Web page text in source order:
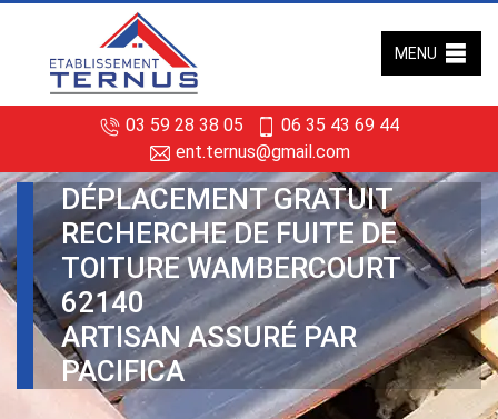
03 59 28 38 05
06 35 43 69 44
ent.ternus@gmail.com
MENU
DÉPLACEMENT GRATUIT
RECHERCHE DE FUITE DE
TOITURE WAMBERCOURT
62140
ARTISAN ASSURÉ PAR
PACIFICA